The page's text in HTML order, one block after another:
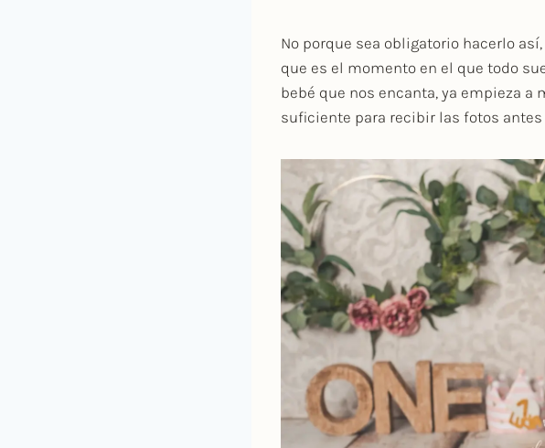
No porque sea obligatorio hacerlo
que es el momento en el que todo
bebé que nos encanta, ya empieza
suficiente para recibir las fotos antes